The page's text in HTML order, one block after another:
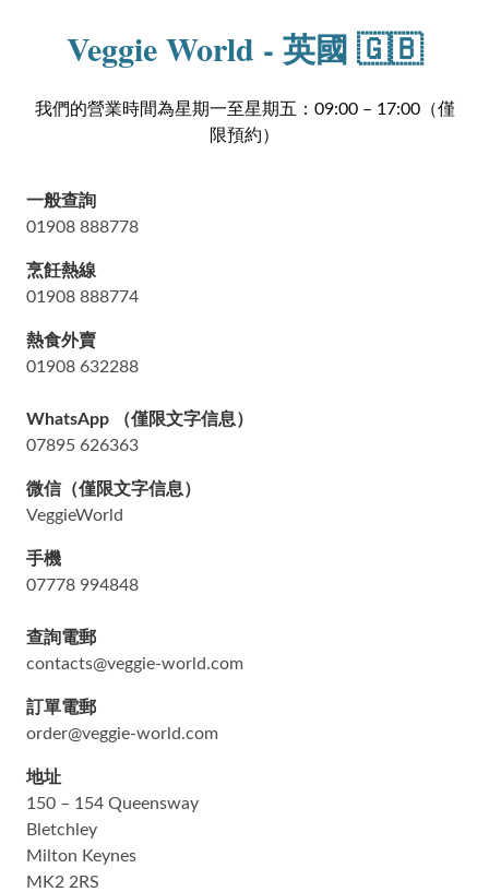
Veggie World - 英國 🇬🇧
我們的營業時間為星期一至星期五：09:00 – 17:00（僅
限預約）
一般查詢
01908 888778
烹飪熱線
01908 888774
熱食外賣
01908 632288
WhatsApp （僅限文字信息）
07895 626363
微信（僅限文字信息）
VeggieWorld
手機
07778 994848
查詢電郵
contacts@veggie-world.com
訂單電郵
order@veggie-world.com
地址
150 – 154 Queensway
Bletchley
Milton Keynes
MK2 2RS